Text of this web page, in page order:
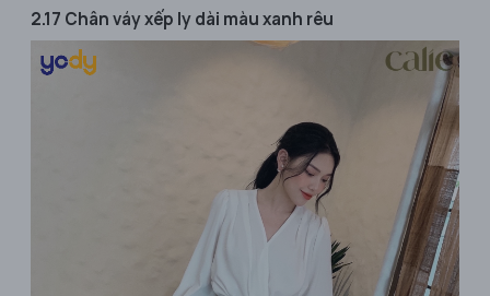
2.17 Chân váy xếp ly dài màu xanh rêu